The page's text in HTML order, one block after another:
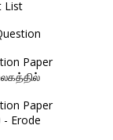
List
Paper
Paper
Erode